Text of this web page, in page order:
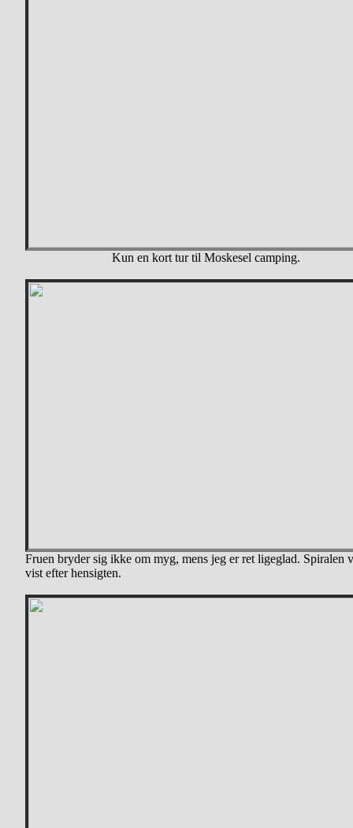
Kun en kort tur til Moskesel camping.
Fruen bryder sig ikke om myg, mens jeg er ret ligeglad. Spiralen
vist efter hensigten.